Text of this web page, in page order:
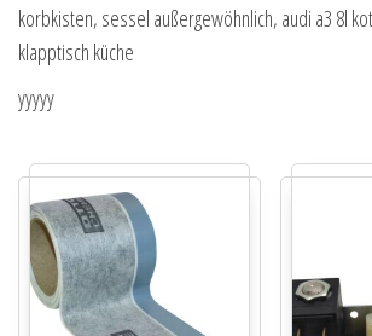
korbkisten, sessel außergewöhnlich, audi a3 8l
klapptisch küche
yyyyy